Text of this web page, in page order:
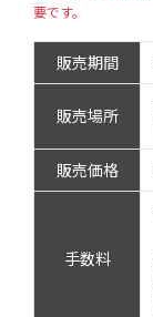
要です。
販売期間
販売場所
販売価格
手数料